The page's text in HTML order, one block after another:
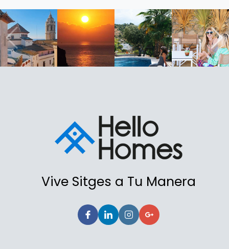
Vive Sitges a Tu Manera